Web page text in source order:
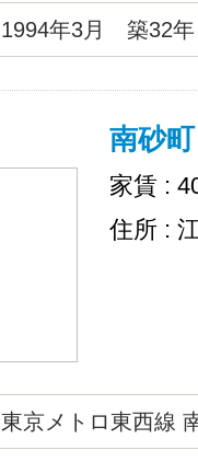
1994年3月 築32年
南砂
家賃 :
住所 :
東京メトロ東西線